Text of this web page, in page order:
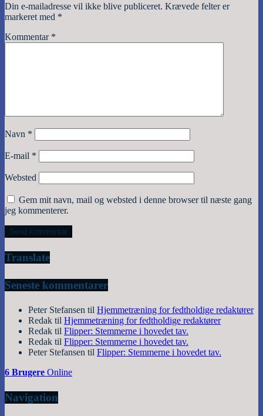
Din e-mailadresse vil ikke blive publiceret. Krævede felter er
markeret med *
Kommentar *
Navn *
E-mail *
Websted
Gem mit navn, mail og websted i denne browser til næste gang
jeg kommenterer.
Translate
Seneste kommentarer
Peter Stefansen til Hjemmetræning for fedtholdige redaktører
Redak til Hjemmetræning for fedtholdige redaktører
Redak til Flipper: Stemmerne i hovedet tav.
Redak til Flipper: Stemmerne i hovedet tav.
Peter Stefansen til Flipper: Stemmerne i hovedet tav.
6 Brugere Online
Navigation